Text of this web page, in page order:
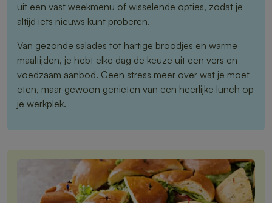
uit een vast weekmenu of wisselende opties, zodat je
altijd iets nieuws kunt proberen.
Van gezonde salades tot hartige broodjes en warme
maaltijden, je hebt elke dag de keuze uit een vers en
voedzaam aanbod. Geen stress meer over wat je moet
eten, maar gewoon genieten van een heerlijke lunch op
je werkplek.